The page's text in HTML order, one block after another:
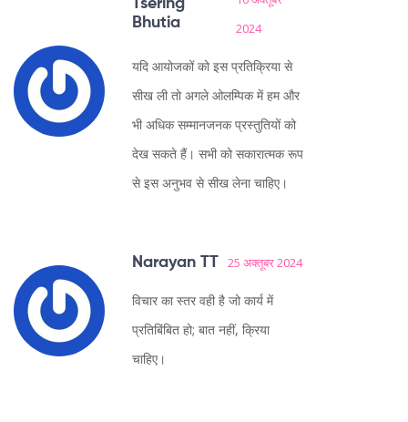
Tsering
Bhutia
2024
यदि आयोजकों को इस प्रतिक्रिया से
सीख ली तो अगले ओलम्पिक में हम और
भी अधिक सम्मानजनक प्रस्तुतियों को
देख सकते हैं। सभी को सकारात्मक रूप
से इस अनुभव से सीख लेना चाहिए।
Narayan TT 25 अक्तूबर 2024
विचार का स्तर वही है जो कार्य में
प्रतिबिंबित हो; बात नहीं, क्रिया
चाहिए।